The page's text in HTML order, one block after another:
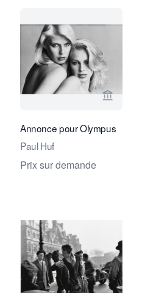
page vendeur de EduardVoir la
Annonce pour Olympus
Paul Huf
Prix sur demande